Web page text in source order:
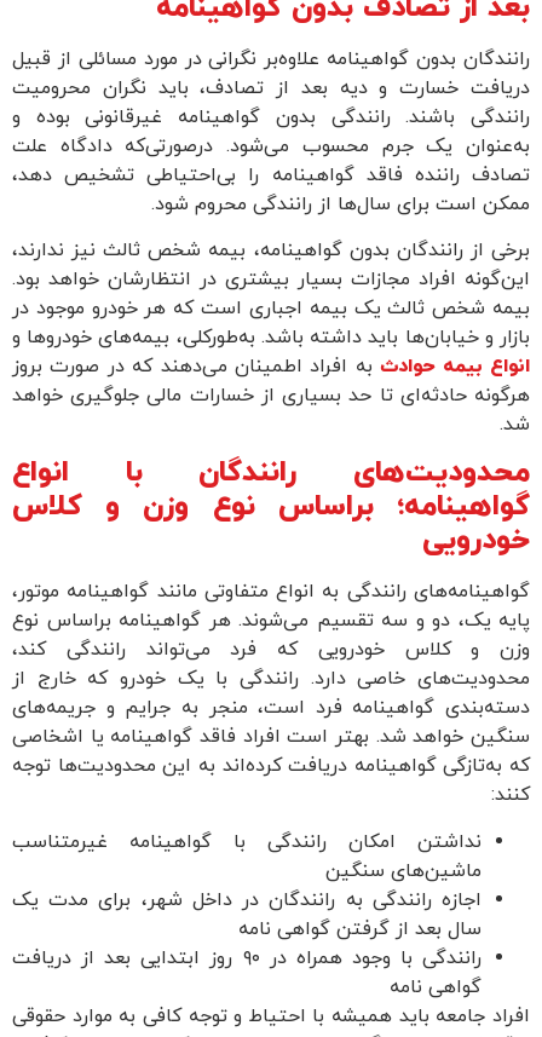
رانندگان بدون گواهینامه علاوه‌بر نگرانی در مورد مسائلی از قبیل
دریافت خسارت و دیه بعد از تصادف، باید نگران محرومیت
رانندگی باشند. رانندگی بدون گواهینامه غیرقانونی بوده و
به‌عنوان یک جرم محسوب می‌شود. درصورتی‌که دادگاه علت
تصادف راننده فاقد گواهینامه را بی‌احتیاطی تشخیص دهد،
ممکن است برای سال‌ها از رانندگی محروم شود.
برخی از رانندگان بدون گواهینامه، بیمه شخص ثالث نیز ندارند،
این‌گونه افراد مجازات بسیار بیشتری در انتظارشان خواهد بود.
بیمه شخص ثالث یک بیمه اجباری است که هر خودرو موجود در
بازار و خیابان‌ها باید داشته باشد. به‌طورکلی، بیمه‌های خودروها و
انواع بیمه حوادثبه افراد اطمینان می‌دهند که در صورت بروز
هرگونه حادثه‌ای تا حد بسیاری از خسارات مالی جلوگیری خواهد
شد.
محدودیت‌های رانندگان با انواع
گواهینامه؛ براساس نوع وزن و کلاس
خودرویی
گواهینامه‌های رانندگی به انواع متفاوتی مانند گواهینامه موتور،
پایه یک، دو و سه تقسیم می‌شوند. هر گواهینامه براساس نوع
وزن و کلاس خودرویی که فرد می‌تواند رانندگی کند،
محدودیت‌های خاصی دارد. رانندگی با یک خودرو که خارج از
دسته‌بندی گواهینامه فرد است، منجر به جرایم و جریمه‌های
سنگین خواهد شد. بهتر است افراد فاقد گواهینامه یا اشخاصی
که به‌تازگی گواهینامه دریافت کرده‌اند به این محدودیت‌ها توجه
کنند:
نداشتن امکان رانندگی با گواهینامه غیرمتناسب
ماشین‌های سنگین
اجازه رانندگی به رانندگان در داخل شهر، برای مدت یک
سال بعد از گرفتن گواهی نامه
رانندگی با وجود همراه در ۹۰ روز ابتدایی بعد از دریافت
گواهی نامه
افراد جامعه باید همیشه با احتیاط و توجه کافی به موارد حقوقی